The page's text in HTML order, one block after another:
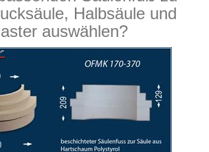
Halbsäule und
auswählen?